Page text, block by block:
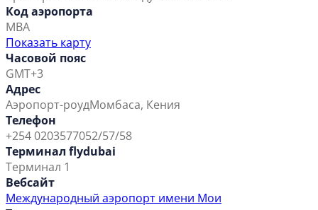
Код аэропорта
MBA
Показать карту
Часовой пояс
GMT+3
Адрес
Аэропорт-роудМомбаса, Кения
Телефон
+254 0203577052/57/58
Терминал flydubai
Терминал 1
Вебсайт
Международный аэропорт имени Мои